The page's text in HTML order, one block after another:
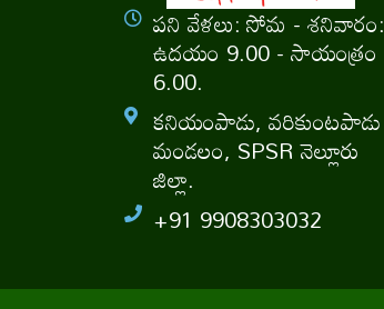
పని వేళలు: సోమ - శనివారం:
ఉదయం 9.00 - సాయంత్రం
6.00.
కనియంపాడు, వరికుంటపాడు
మండలం, SPSR నెల్లూరు
జిల్లా.
+91 9908303032